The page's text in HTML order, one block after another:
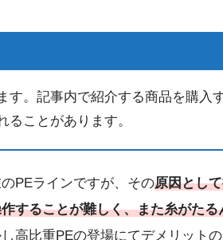
す。記事内で紹介する商品を購入
ことがあります。
PEラインですが、その原因とし
することが難しく、また糸がた
高比重PEの登場にてデメリット